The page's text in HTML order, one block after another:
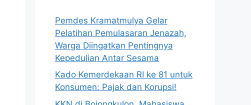
Pemdes Kramatmulya Gelar
Pelatihan Pemulasaran Jenazah,
Warga Diingatkan Pentingnya
Kepedulian Antar Sesama
Kado Kemerdekaan RI ke 81 untuk
Konsumen: Pajak dan Korupsi!